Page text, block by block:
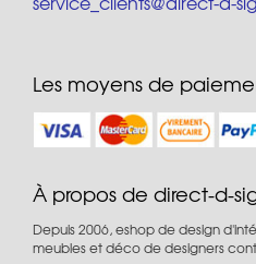
Les moyens de
À propos de direct-d-
Depuis 2006, eshop de design
meubles et déco de designers